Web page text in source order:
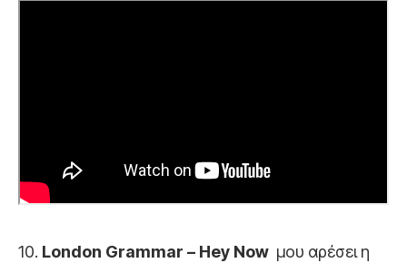
10. London Grammar – Hey Now μου αρέσει η